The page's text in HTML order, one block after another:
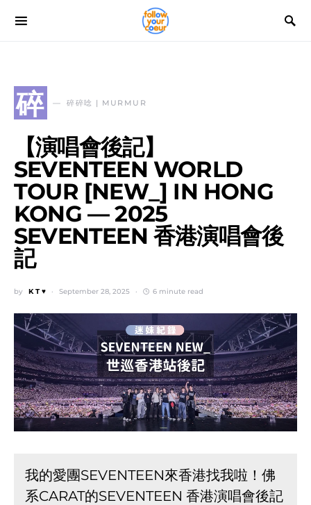
碎 碎碎唸 | MURMUR
【演唱會後記】
SEVENTEEN WORLD
TOUR [NEW_] IN HONG
KONG — 2025
SEVENTEEN 香港演唱會後
記
by K T ♥ September 28, 2025 6 minute read
我的愛團SEVENTEEN來香港找我啦！佛
系CARAT的SEVENTEEN 香港演唱會後記